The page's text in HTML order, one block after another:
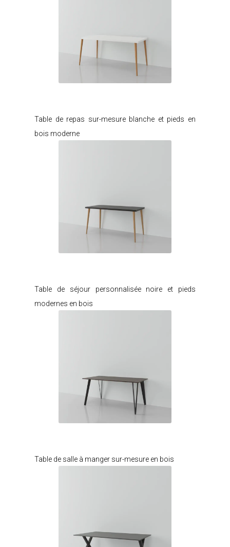
Table de repas sur-mesure blanche et pieds en
bois moderne
Table de séjour personnalisée noire et pieds
modernes en bois
Table de salle à manger sur-mesure en bois